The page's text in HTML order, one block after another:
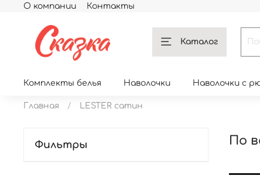
О компании Контакты
Каталог
Комплекты белья Наволочки Наволочки с
Главная LESTER сатин
По
Фильтры